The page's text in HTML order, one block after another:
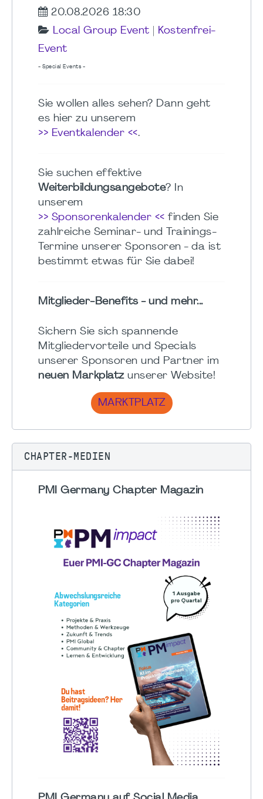
20.08.2026 18:30
Local Group Event
Kostenfrei-
Event
- Special Events -
Sie wollen alles sehen? Dann geht
es hier zu unserem
>> Eventkalender <<.
Sie suchen effektive
Weiterbildungsangebote? In
unserem
>> Sponsorenkalender << finden Sie
zahlreiche Seminar- und Trainings-
Termine unserer Sponsoren - da ist
bestimmt etwas für Sie dabei!
Mitglieder-Benefits - und mehr...
Sichern Sie sich spannende
Mitgliedervorteile und Specials
unserer Sponsoren und Partner im
neuen Markplatzunserer Website!
MARKTPLATZ
CHAPTER-MEDIEN
PMI Germany Chapter Magazin